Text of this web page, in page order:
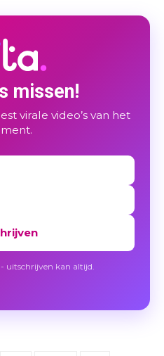
missen!
virale video’s van het
uitschrijven kan altijd.